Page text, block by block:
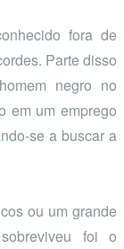
fora de
Parte disso
negro no
em um emprego
se a buscar a
ou um grande
foi o